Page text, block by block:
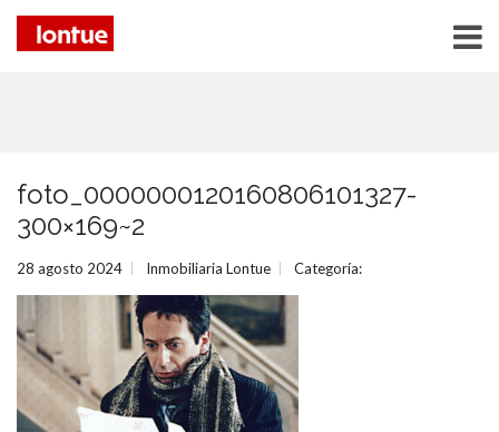
foto_0000000120160806101327-
300×169~2
28 agosto 2024 Inmobiliaria Lontue Categoría: